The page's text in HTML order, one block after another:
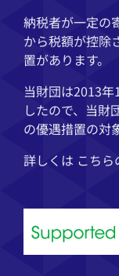
納税者が一定の
から税額が控除
置があります。
当財団は2013
したので、当財
の優遇措置の対
詳しくは こちら